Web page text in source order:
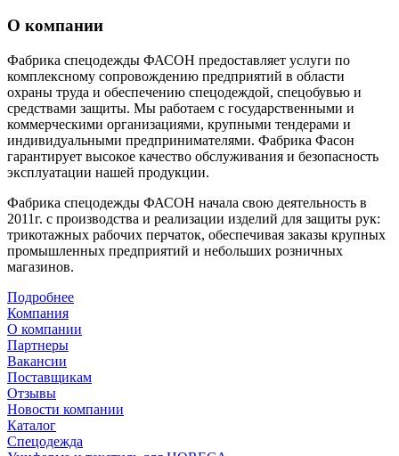
О компании
Фабрика спецодежды ФАСОН предоставляет услуги по
комплексному сопровождению предприятий в области
охраны труда и обеспечению спецодеждой, спецобувью и
средствами защиты. Мы работаем с государственными и
коммерческими организациями, крупными тендерами и
индивидуальными предпринимателями. Фабрика Фасон
гарантирует высокое качество обслуживания и безопасность
эксплуатации нашей продукции.
Фабрика спецодежды ФАСОН начала свою деятельность в
2011г. с производства и реализации изделий для защиты рук:
трикотажных рабочих перчаток, обеспечивая заказы крупных
промышленных предприятий и небольших розничных
магазинов.
Подробнее
Компания
О компании
Партнеры
Вакансии
Поставщикам
Отзывы
Новости компании
Каталог
Спецодежда